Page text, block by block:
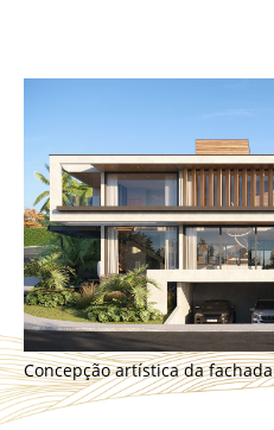
Concepção artística da fachada